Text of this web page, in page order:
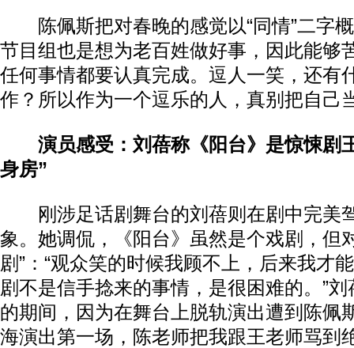
陈佩斯把对春晚的感觉以“同情”二字
节目组也是想为老百姓做好事，因此能够
任何事情都要认真完成。逗人一笑，还有
作？所以作为一个逗乐的人，真别把自己
演员感受：刘蓓称《阳台》是惊悚剧
身房”
刚涉足话剧舞台的刘蓓则在剧中完美
象。她调侃，《阳台》虽然是个戏剧，但
剧”：“观众笑的时候我顾不上，后来我才
剧不是信手捻来的事情，是很困难的。”
的期间，因为在舞台上脱轨演出遭到陈佩
海演出第一场，陈老师把我跟王老师骂到